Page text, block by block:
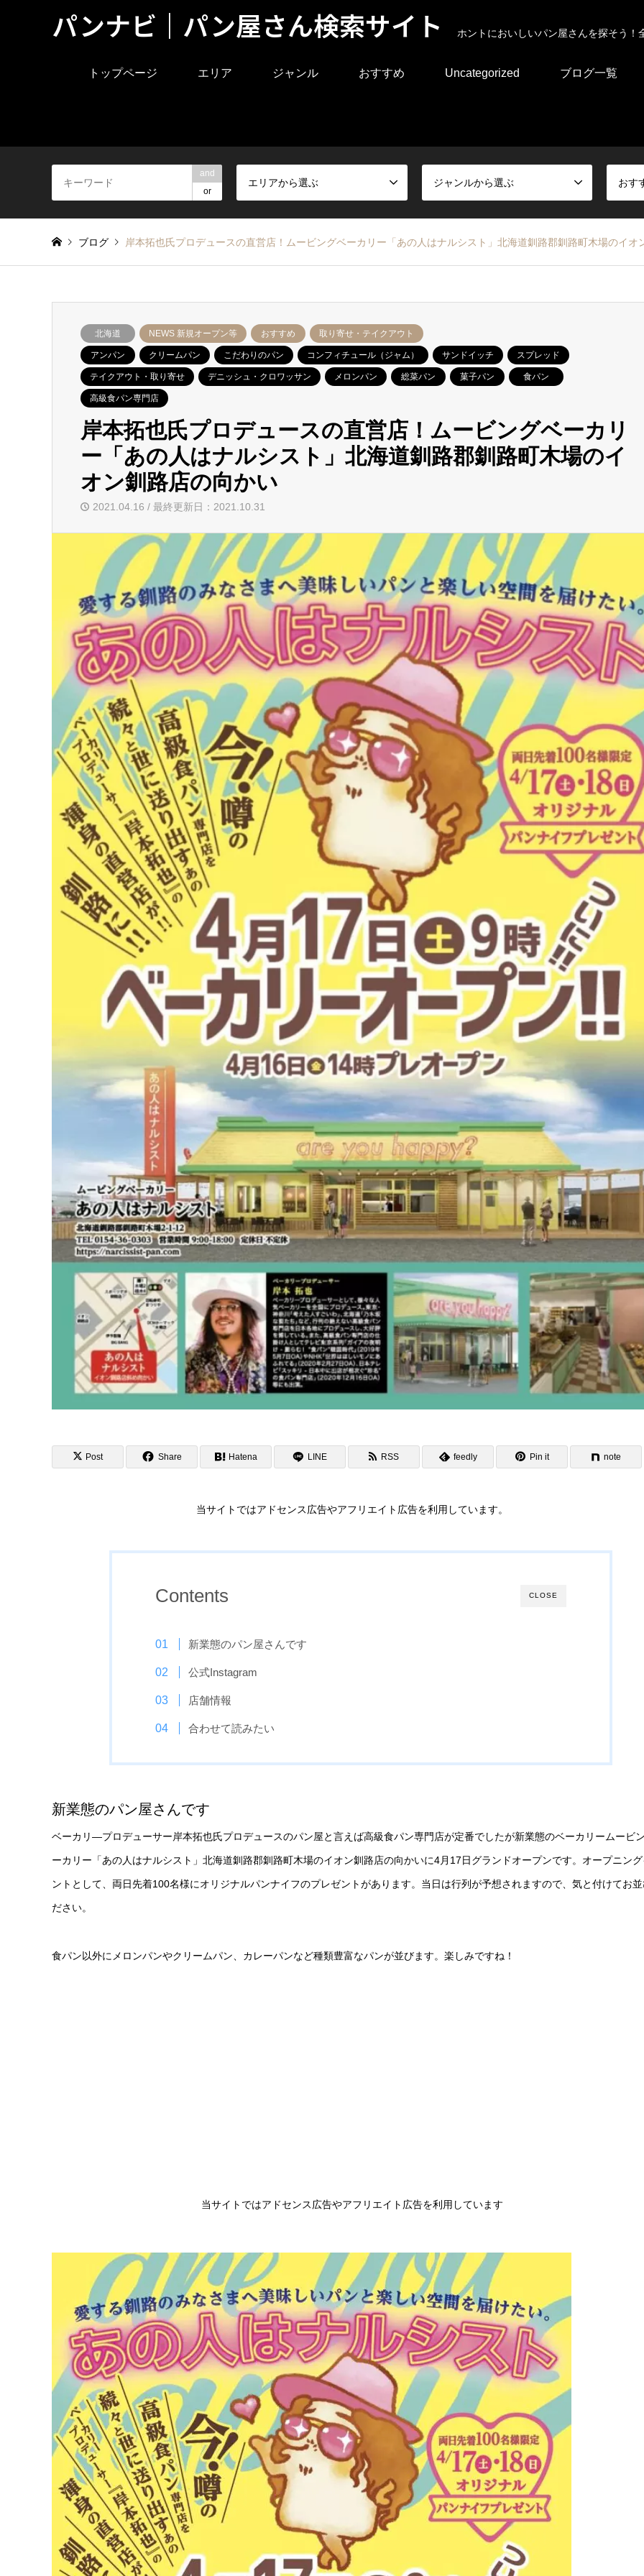
パンナビ｜パン屋さん検索サイト ホントにおいしいパン屋さんを探そう
トップページ エリア ジャンル おすすめ Uncategorized ブログ一覧
and
or
エリアから選ぶ ジャンルから選ぶ おす
ブログ 岸本拓也氏プロデュースの直営店！ムービングベーカリー「あの人はナルシスト」北海道釧路郡釧路町木場のイオ
北海道 NEWS 新規オープン等 おすすめ 取り寄せ・テイクアウト
アンパン クリームパン こだわりのパン コンフィチュール（ジャム） サンドイッチ スプレッド
テイクアウト・取り寄せ デニッシュ・クロワッサン メロンパン 総菜パン 菓子パン 食パン
高級食パン専門店
岸本拓也氏プロデュースの直営店！ムービングベーカリ
ー「あの人はナルシスト」北海道釧路郡釧路町木場のイ
オン釧路店の向かい
2021.04.16 / 最終更新日：2021.10.31
Post Share Hatena LINE RSS feedly Pin it note
当サイトではアドセンス広告やアフリエイト広告を利用しています。
CLOSE
Contents
新業態のパン屋さんです
公式Instagram
店舗情報
合わせて読みたい
新業態のパン屋さんです
ベーカリ―プロデューサー岸本拓也氏プロデュースのパン屋と言えば高級食パン専門店が定番でしたが新業態のベーカリームービ
ーカリー「あの人はナルシスト」北海道釧路郡釧路町木場のイオン釧路店の向かいに4月17日グランドオープンです。オープニン
ントとして、両日先着100名様にオリジナルパンナイフのプレゼントがあります。当日は行列が予想されますので、気と付けてお
ださい。
食パン以外にメロンパンやクリームパン、カレーパンなど種類豊富なパンが並びます。楽しみですね！
当サイトではアドセンス広告やアフリエイト広告を利用しています